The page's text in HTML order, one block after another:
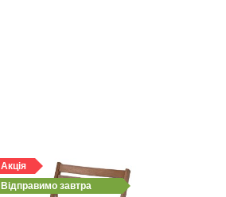
Акція
Відправимо завтра